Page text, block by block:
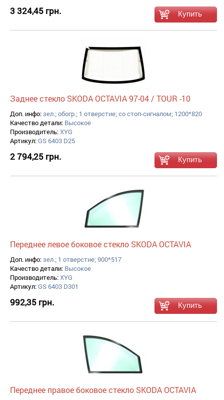
3 324,45 грн.
Заднее стекло SKODA OCTAVIA 97-04 / TOUR -10
Доп. инфо:зел.; обогр.; 1 отверстие; со стоп-сигналом; 1200*820
Качество детали: Высокое
Производитель:XYG
Артикул:GS 6403 D25
2 794,25 грн.
Переднее левое боковое стекло SKODA OCTAVIA
Доп. инфо:зел.; 1 отверстие; 900*517
Качество детали: Высокое
Производитель:XYG
Артикул:GS 6403 D301
992,35 грн.
Переднее правое боковое стекло SKODA OCTAVIA